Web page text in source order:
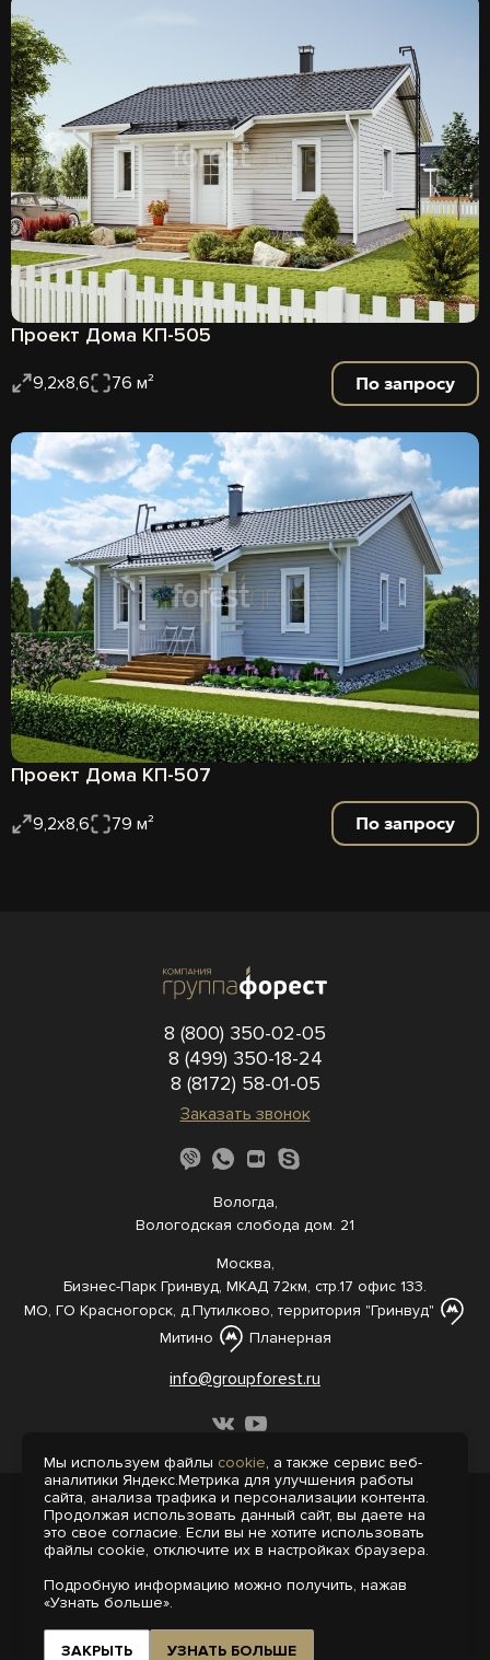
Проект Дома КП-505
9,2х8,6 76 м² По запросу
Проект Дома КП-507
9,2х8,6 79 м² По запросу
8 (800) 350-02-05
8 (499) 350-18-24
8 (8172) 58-01-05
Заказать звонок
Вологда,
Вологодская слобода дом. 21
Москва,
Бизнес-Парк Гринвуд, МКАД 72км, стр.17 офис 133.
МО, ГО Красногорск, д.Путилково, территория "Гринвуд"
Митино
Планерная
info@groupforest.ru
© 2005-, 2026 Все права защищены
Информация, представленная на сайте,
не является публичной офертой.
Пользовательское соглашение
Интернет-агентство «Пегас»
Поддержка сайта на 1С-Битрикс
Мы используем файлы cookie, а также сервис веб-
аналитики Яндекс.Метрика для улучшения работы
сайта, анализа трафика и персонализации контента.
Продолжая использовать данный сайт, вы даете на
это свое согласие. Если вы не хотите использовать
файлы cookie, отключите их в настройках браузера.
Подробную информацию можно получить, нажав
«Узнать больше».
ЗАКРЫТЬ УЗНАТЬ БОЛЬШЕ